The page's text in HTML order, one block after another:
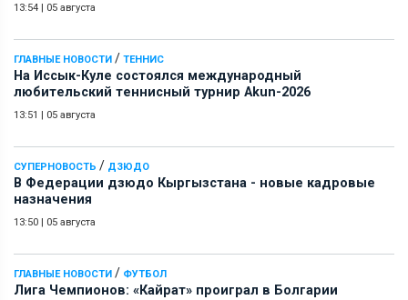
13:54 05 августа
ГЛАВНЫЕ НОВОСТИ / ТЕННИС
На Иссык-Куле состоялся международный
любительский теннисный турнир Akun-2026
13:51 05 августа
СУПЕРНОВОСТЬ / ДЗЮДО
В Федерации дзюдо Кыргызстана - новые кадровые
назначения
13:50 05 августа
ГЛАВНЫЕ НОВОСТИ / ФУТБОЛ
Лига Чемпионов: «Кайрат» проиграл в Болгарии